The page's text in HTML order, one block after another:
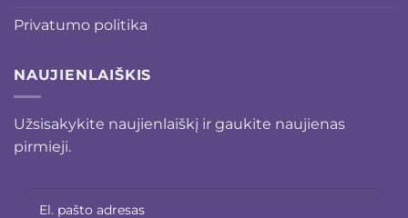
Privatumo politika
NAUJIENLAIŠKIS
Užsisakykite naujienlaiškį ir gaukite naujienas
pirmieji.